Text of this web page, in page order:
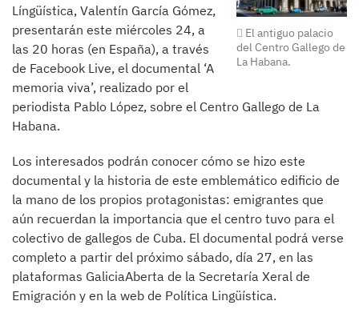
El antiguo palacio
del Centro Gallego de
La Habana.
Língüística, Valentín García Gómez,
presentarán este miércoles 24, a
las 20 horas (en España), a través
de Facebook Live, el documental ‘A
memoria viva’, realizado por el
periodista Pablo López, sobre el Centro Gallego de La
Habana.
Los interesados podrán conocer cómo se hizo este
documental y la historia de este emblemático edificio de
la mano de los propios protagonistas: emigrantes que
aún recuerdan la importancia que el centro tuvo para el
colectivo de gallegos de Cuba. El documental podrá verse
completo a partir del próximo sábado, día 27, en las
plataformas GaliciaAberta de la Secretaría Xeral de
Emigración y en la web de Política Lingüística.